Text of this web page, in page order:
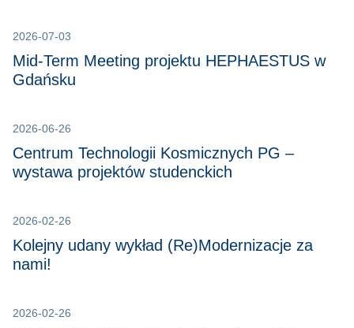
2026-07-03
Mid-Term Meeting projektu HEPHAESTUS w
Gdańsku
2026-06-26
Centrum Technologii Kosmicznych PG –
wystawa projektów studenckich
2026-02-26
Kolejny udany wykład (Re)Modernizacje za
nami!
2026-02-26